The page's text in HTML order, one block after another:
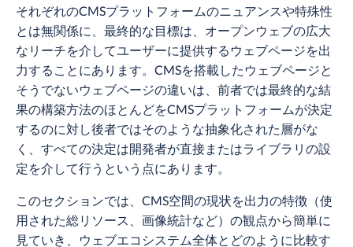
それぞれのCMSプラットフォームのニュアンスや特殊性
とは無関係に、最終的な目標は、オープンウェブの広大
なリーチを介してユーザーに提供するウェブページを出
力することにあります。CMSを搭載したウェブページと
そうでないウェブページの違いは、前者では最終的な結
果の構築方法のほとんどをCMSプラットフォームが決定
するのに対し後者ではそのような抽象化された層がな
く、すべての決定は開発者が直接またはライブラリの設
定を介して行うという点にあります。
このセクションでは、CMS空間の現状を出力の特徴（使
用された総リソース、画像統計など）の観点から簡単に
見ていき、ウェブエコシステム全体とどのように比較す